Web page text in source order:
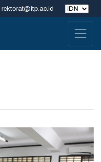
| rektorat@itp.ac.id